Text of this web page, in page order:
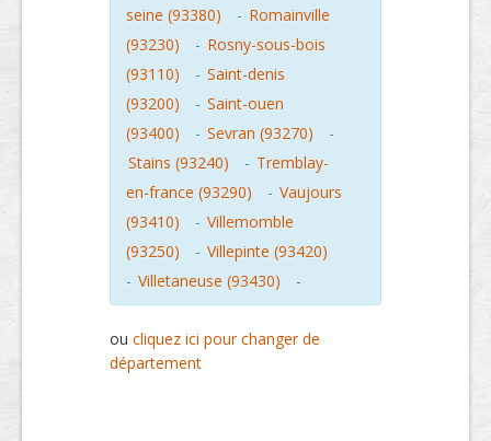
seine (93380)
- Romainville
(93230)
- Rosny-sous-bois
(93110)
- Saint-denis
(93200)
- Saint-ouen
(93400)
- Sevran (93270)
-
Stains (93240)
- Tremblay-
en-france (93290)
- Vaujours
(93410)
- Villemomble
(93250)
- Villepinte (93420)
- Villetaneuse (93430) -
ou cliquez ici pour changer de
département